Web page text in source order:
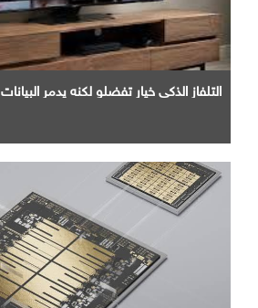
التلفاز الذكي خيار تفضلو لكنه يدمر البيانات